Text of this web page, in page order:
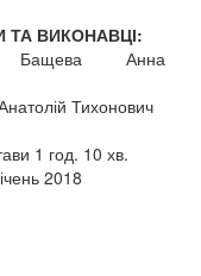
ТА ВИКОНАВЦІ:
Анна
Тихонович
1 год. 10 хв.
2018